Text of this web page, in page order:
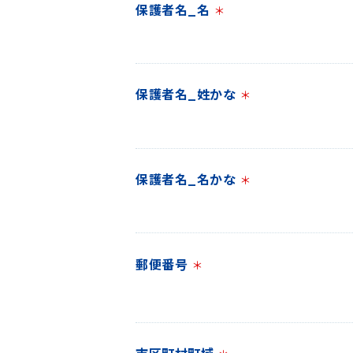
保護者名_名 ＊
保護者名_姓かな ＊
保護者名_名かな ＊
郵便番号 ＊